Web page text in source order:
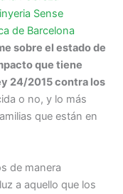
Sense
de Barcelona
sobre el estado de
que tiene
24/2015 contra los
o no, y lo más
que están en
de manera
a aquello que los